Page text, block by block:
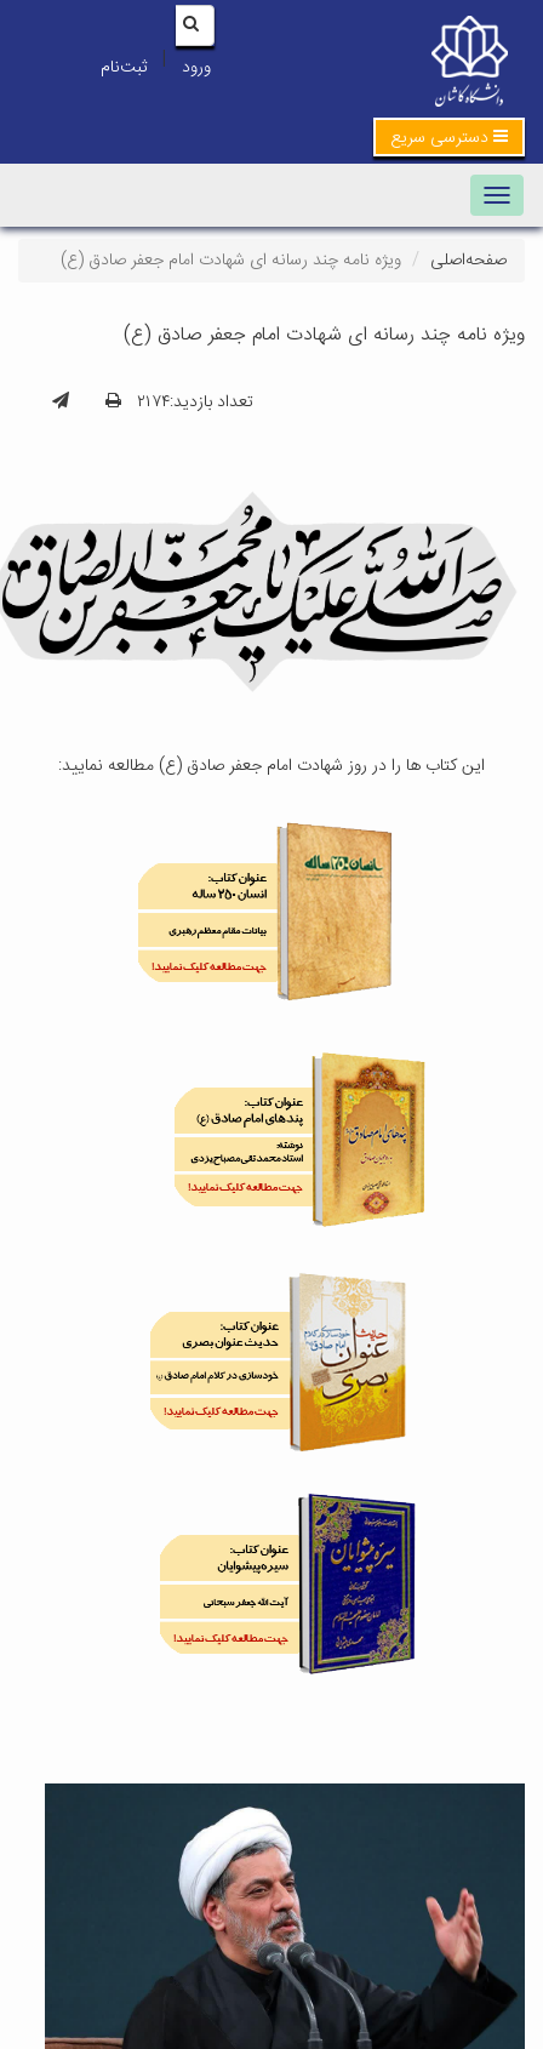
ورود | ثبت‌نام
دسترسی سریع
Toggle navigation
صفحه‌اصلی ویژه نامه چند رسانه ای شهادت امام جعفر صادق (ع)
ویژه نامه چند رسانه ای شهادت امام جعفر صادق (ع)
تعداد بازدید:۲۱۷۴
این کتاب ها را در روز شهادت امام جعفر صادق (ع) مطالعه نمایید: